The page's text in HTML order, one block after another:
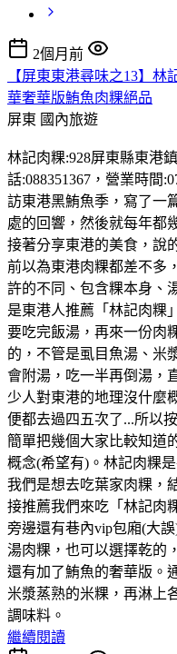
2個月前
【屏東東港尋味之13】
華奢華版鮪魚肉粿絕品
屏東 國內旅遊
林記肉粿:928屏東縣東港
話:088351367，營業時間
訪東港黑鮪魚季，寫了一
處的回響，然後就每年都
接著分享東港的美食，說
前以為東港肉粿都差不多
許的不同、包含粿本身、
是東港人推薦「林記肉粿
要吃完飯湯，再來一份肉
的，不管是虱目魚湯、米
會附湯，吃一半再倒湯，
少人對東港的地理沒什麼
便都去過四五次了...所以
簡單把幾個大家比較知道
概念(希望有)。林記肉粿
我們是想去吃葉家肉粿，
接推薦我們來吃「林記肉
旁邊還有巷內vip包廂(大
湯肉粿，也可以選擇乾的
還有加了鮪魚的奢華版。
米漿蒸熟的米粿，再淋上
調味料。
繼續閱讀